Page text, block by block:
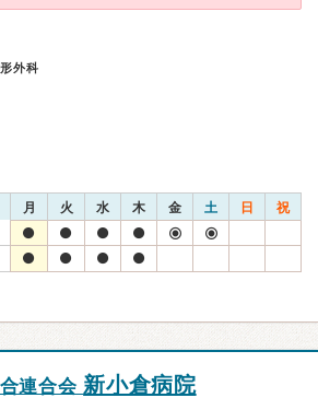
外科
月 火 水 木 金 土 日 祝
連合会新小倉病院